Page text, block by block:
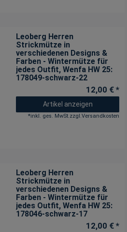
Leoberg Herren
Strickmütze in
verschiedenen Designs &
Farben - Wintermütze für
jedes Outfit, Wenfa HW 25:
178049-schwarz-22
12,00 € *
Artikel anzeigen
*inkl. ges. MwSt.zzgl.Versandkosten
Leoberg Herren
Strickmütze in
verschiedenen Designs &
Farben - Wintermütze für
jedes Outfit, Wenfa HW 25:
178046-schwarz-17
12,00 € *